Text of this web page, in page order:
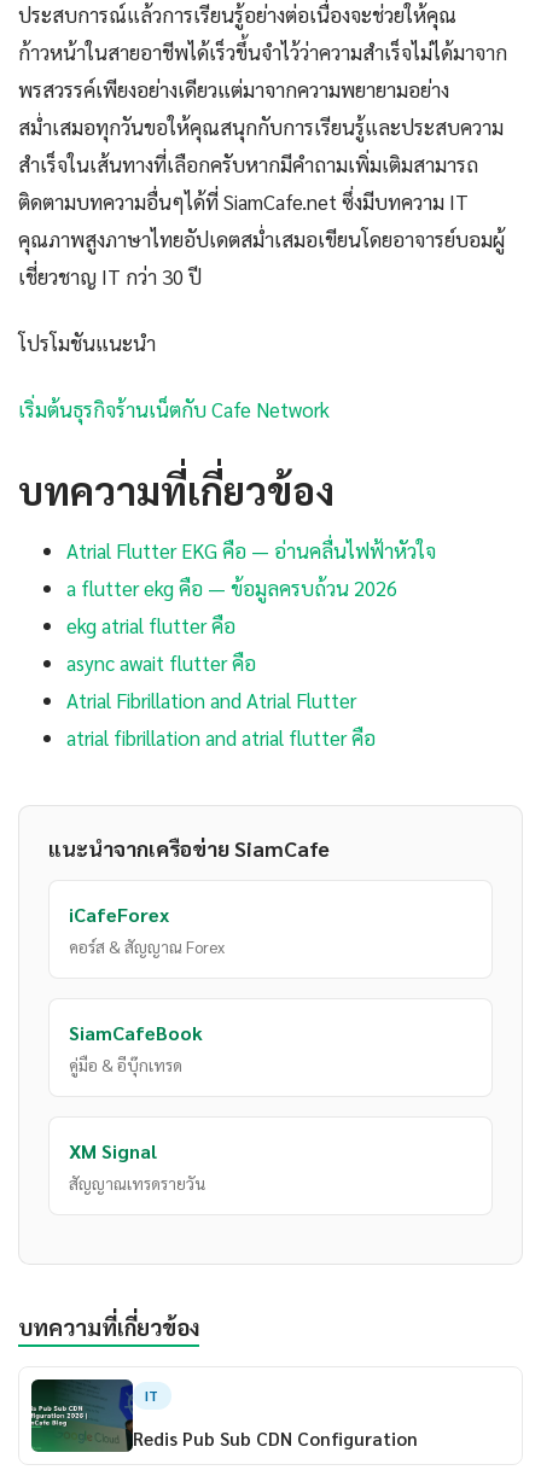
ประสบการณ์แล้วการเรียนรู้อย่างต่อเนื่องจะช่วยให้คุณ
ก้าวหน้าในสายอาชีพได้เร็วขึ้นจำไว้ว่าความสำเร็จไม่ได้มาจาก
พรสวรรค์เพียงอย่างเดียวแต่มาจากความพยายามอย่าง
สม่ำเสมอทุกวันขอให้คุณสนุกกับการเรียนรู้และประสบความ
สำเร็จในเส้นทางที่เลือกครับหากมีคำถามเพิ่มเติมสามารถ
ติดตามบทความอื่นๆได้ที่ SiamCafe.net ซึ่งมีบทความ IT
คุณภาพสูงภาษาไทยอัปเดตสม่ำเสมอเขียนโดยอาจารย์บอมผู้
เชี่ยวชาญ IT กว่า 30 ปี
โปรโมชันแนะนำ
เริ่มต้นธุรกิจร้านเน็ตกับ Cafe Network
บทความที่เกี่ยวข้อง
Atrial Flutter EKG คือ — อ่านคลื่นไฟฟ้าหัวใจ
a flutter ekg คือ — ข้อมูลครบถ้วน 2026
ekg atrial flutter คือ
async await flutter คือ
Atrial Fibrillation and Atrial Flutter
atrial fibrillation and atrial flutter คือ
แนะนำจากเครือข่าย SiamCafe
iCafeForex
คอร์ส & สัญญาณ Forex
SiamCafeBook
คู่มือ & อีบุ๊กเทรด
XM Signal
สัญญาณเทรดรายวัน
บทความที่เกี่ยวข้อง
IT
Redis Pub Sub CDN Configuration